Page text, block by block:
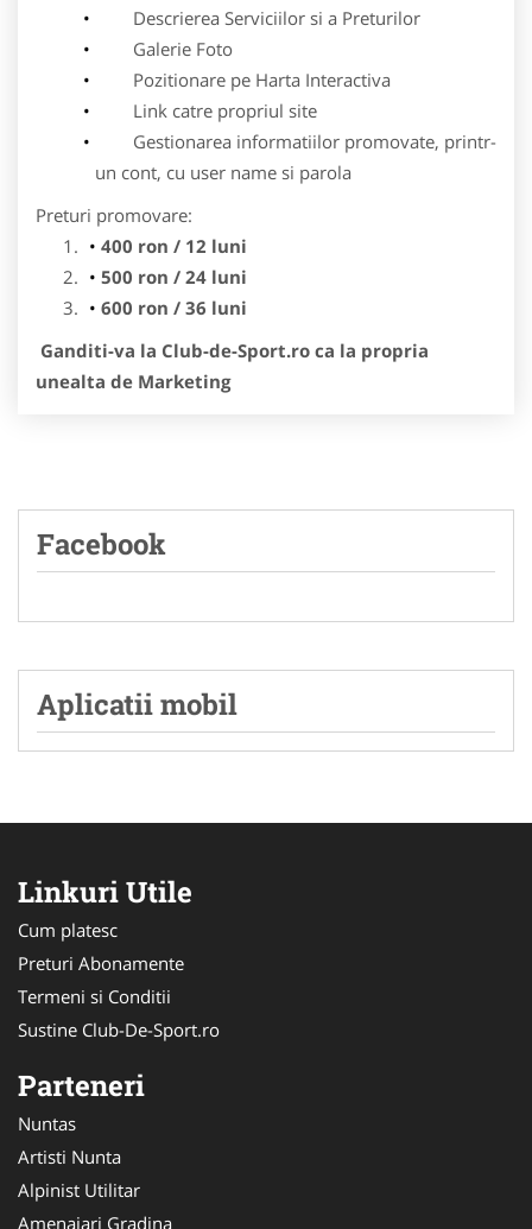
Descrierea Serviciilor si a Preturilor
Galerie Foto
Pozitionare pe Harta Interactiva
Link catre propriul site
Gestionarea informatiilor promovate, printr-
un cont, cu user name si parola
Preturi promovare:
400 ron / 12 luni
500 ron / 24 luni
600 ron / 36 luni
Ganditi-va la Club-de-Sport.ro ca la propria
unealta de Marketing
Facebook
Aplicatii mobil
Linkuri Utile
Cum platesc
Preturi Abonamente
Termeni si Conditii
Sustine Club-De-Sport.ro
Parteneri
Nuntas
Artisti Nunta
Alpinist Utilitar
Amenajari Gradina